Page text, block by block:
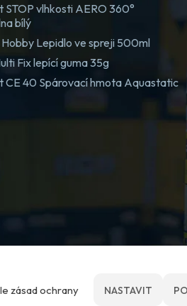
STOP vlhkosti AERO 360°
bílý
Hobby Lepidlo ve spreji 500ml
Fix lepící guma 35g
CE 40 Spárovací hmota Aquastatic
zásad ochrany
NASTAVIT